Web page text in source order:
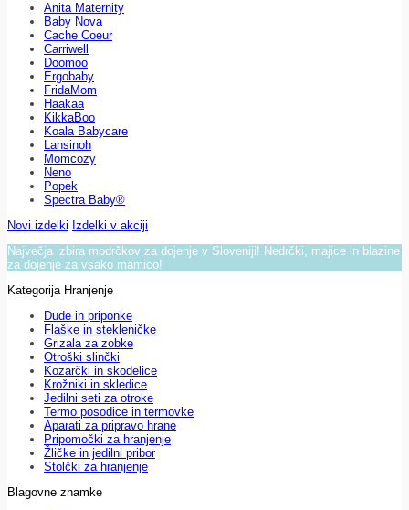
Anita Maternity
Baby Nova
Cache Coeur
Carriwell
Doomoo
Ergobaby
FridaMom
Haakaa
KikkaBoo
Koala Babycare
Lansinoh
Momcozy
Neno
Popek
Spectra Baby®
Novi izdelki Izdelki v akciji
Največja izbira modrčkov za dojenje v Sloveniji! Nedrčki, majice in blazine
za dojenje za vsako mamico!
Kategorija Hranjenje
Dude in priponke
Flaške in stekleničke
Grizala za zobke
Otroški slinčki
Kozarčki in skodelice
Krožniki in skledice
Jedilni seti za otroke
Termo posodice in termovke
Aparati za pripravo hrane
Pripomočki za hranjenje
Žličke in jedilni pribor
Stolčki za hranjenje
Blagovne znamke